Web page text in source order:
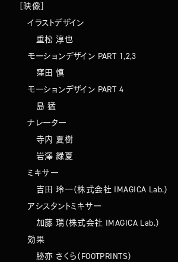
［映像］
イラストデザイン
重松 淳也
モーションデザイン PART 1,2,3
窪田 慎
モーションデザイン PART 4
島 猛
ナレーター
寺内 夏樹
岩澤 緑夏
ミキサー
吉⽥ 玲⼀（株式会社 IMAGICA Lab.）
アシスタントミキサー
加藤 瑞（株式会社 IMAGICA Lab.）
効果
勝亦 さくら（FOOTPRINTS）